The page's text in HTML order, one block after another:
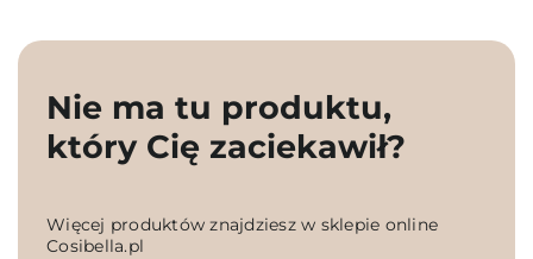
Nie ma tu produktu,
który Cię zaciekawił?
Więcej produktów znajdziesz w sklepie online
Cosibella.pl